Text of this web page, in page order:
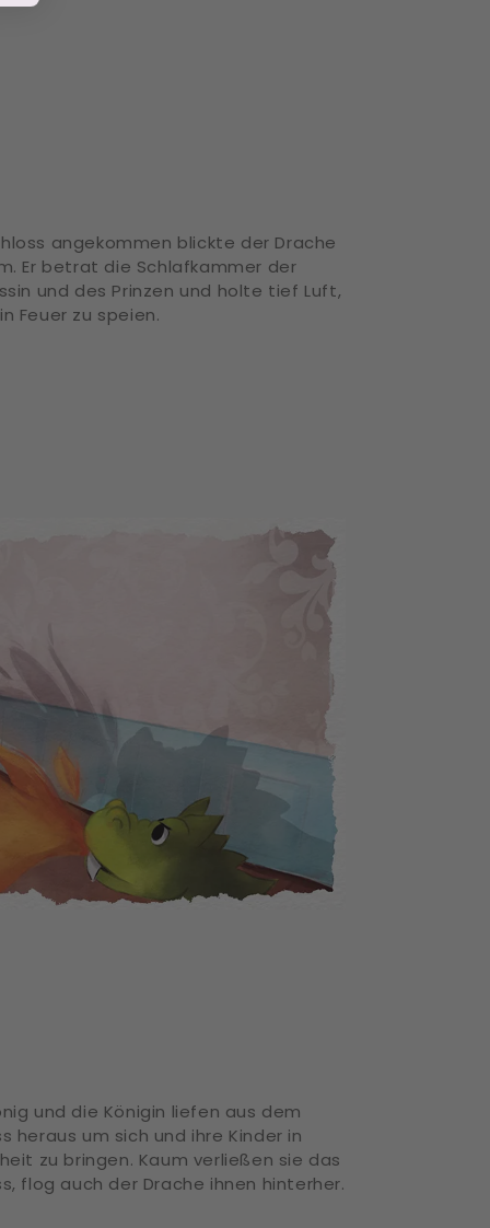
angekommen blickte der Drache
Er betrat die Schlafkammer der
und des Prinzen und holte tief Luft,
Feuer zu speien.
und die Königin liefen aus dem
heraus um sich und ihre Kinder in
zu bringen. Kaum verließen sie das
flog auch der Drache ihnen hinterher.